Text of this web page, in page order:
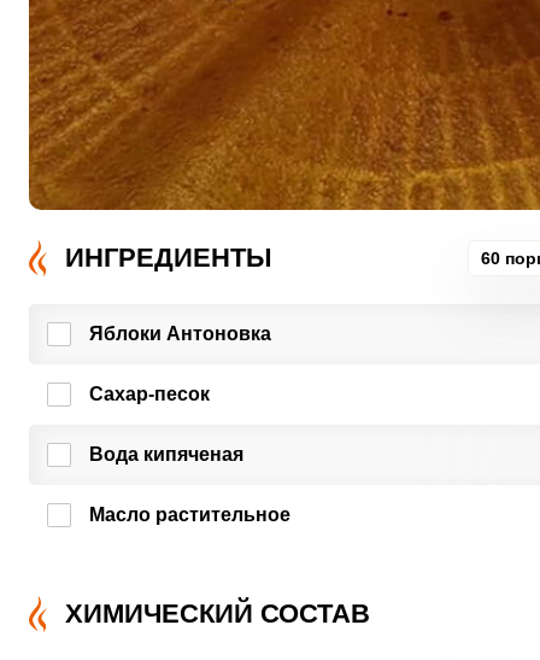
ИНГРЕДИЕНТЫ 60
Яблоки Антоновка
Сахар-песок
Вода кипяченая
Масло растительное
ХИМИЧЕСКИЙ СОСТАВ